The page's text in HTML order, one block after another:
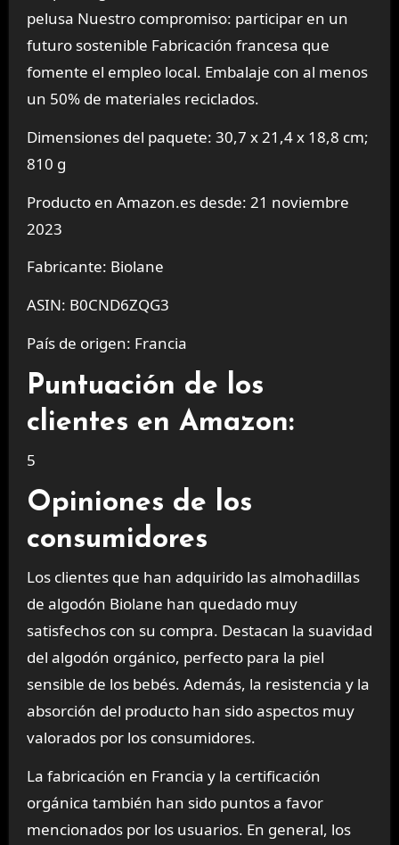
pelusa Nuestro compromiso: participar en un
futuro sostenible Fabricación francesa que
fomente el empleo local. Embalaje con al menos
un 50% de materiales reciclados.
Dimensiones del paquete: 30,7 x 21,4 x 18,8 cm;
810 g
Producto en Amazon.es desde: 21 noviembre
2023
Fabricante: Biolane
ASIN: B0CND6ZQG3
País de origen: Francia
Puntuación de los
clientes en Amazon:
5
Opiniones de los
consumidores
Los clientes que han adquirido las almohadillas
de algodón Biolane han quedado muy
satisfechos con su compra. Destacan la suavidad
del algodón orgánico, perfecto para la piel
sensible de los bebés. Además, la resistencia y la
absorción del producto han sido aspectos muy
valorados por los consumidores.
La fabricación en Francia y la certificación
orgánica también han sido puntos a favor
mencionados por los usuarios. En general, los